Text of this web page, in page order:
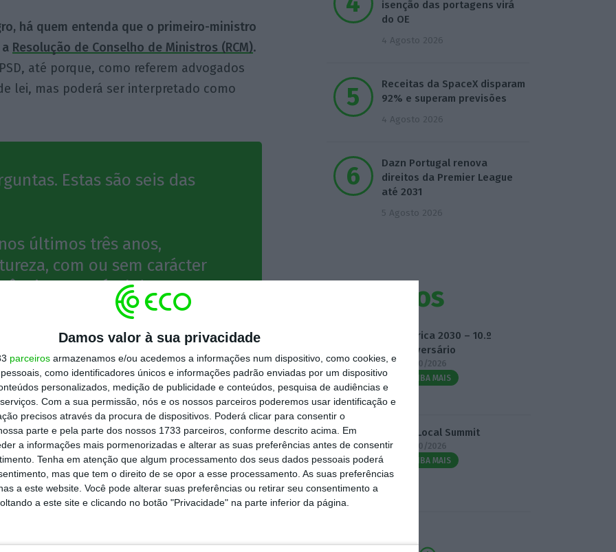
Damos valor à sua privacidade
parceiros armazenamos e/ou acedemos a informações num dispositivo, como cookies, e
como identificadores únicos e informações padrão enviadas por um dispositivo
personalizados, medição de publicidade e conteúdos, pesquisa de audiências e
Com a sua permissão, nós e os nossos parceiros poderemos usar identificação e
precisos através da procura de dispositivos. Poderá clicar para consentir o
parte e pela parte dos nossos 1733 parceiros, conforme descrito acima. Em
a informações mais pormenorizadas e alterar as suas preferências antes de consentir
Tenha em atenção que algum processamento dos seus dados pessoais poderá
mas que tem o direito de se opor a esse processamento. As suas preferências
a este website. Você pode alterar suas preferências ou retirar seu consentimento a
a este site e clicando no botão "Privacidade" na parte inferior da página.
há quem entenda que o primeiro-ministro
Resolução de Conselho de Ministros (RCM).
até porque, como referem advogados
lei, mas poderá ser interpretado como
Estas são seis das
últimos três anos,
com ou sem carácter
suscetível de gerar
aparentes ou meramente
é proposta/o?
familiar, detém
capital, em sociedades ou
atividades no setor
governativa do cargo a
ou contas bancárias
isenção das portagens virá
do OE
4 Agosto 2026
Receitas da SpaceX disparam
92% e superam previsões
4 Agosto 2026
Dazn Portugal renova
direitos da Premier League
até 2031
5 Agosto 2026
Eventos
Fábrica 2030 – 10.º
Aniversário
14/10/2026
SAIBA MAIS
3.º Local Summit
07/10/2026
SAIBA MAIS